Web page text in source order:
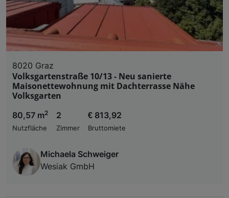
8020 Graz
Volksgartenstraße 10/13 - Neu sanierte
Maisonettewohnung mit Dachterrasse Nähe
Volksgarten
80,57 m2
Nutzfläche
2
Zimmer
€ 813,92
Bruttomiete
Michaela Schweiger
Wesiak GmbH